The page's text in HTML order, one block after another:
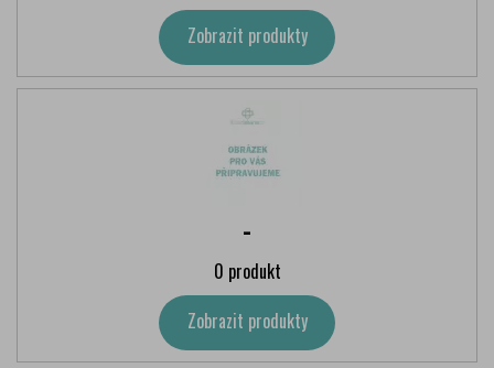
Zobrazit produkty
-
0 produkt
Zobrazit produkty